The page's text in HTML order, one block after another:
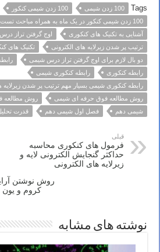
Tags 100 زدن شیمی
100 زدن شیمی کنکور
100 زدن شیمی کنکور در یک ماه به همراه مباحث تست خیز
آشنایی به تکنیک های کنکوری
اوج گرفتن تراز
ترتیب پر شدن زیرلایه های الکترونی
تکنیک های
دو بال لازم برای اوج گرفتن تراز درس شیمی
رابطه کنکوری
رابطه کنکوری شیمی
رابطه کنکوری شیمی بسیار مهم ترتیب پر شدن زیرلایه
روش مطالعه فوق حرفه ای شیمی
روش مطالعه
شیمی دهم
فصل اول شیمی دهم قدرت
قبلی
فرمول های کنکوری محاسبه
حداکثر گنجایش الکترونی لایه و
زیرلایه های الکترونی
روش نوشتن
کروم و
نوشته های مشابه